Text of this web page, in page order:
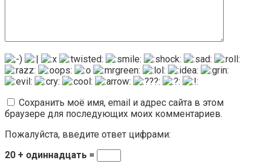
Сохранить моё имя, email и адрес сайта в этом
браузере для последующих моих комментариев.
Пожалуйста, введите ответ цифрами:
20 + одиннадцать =